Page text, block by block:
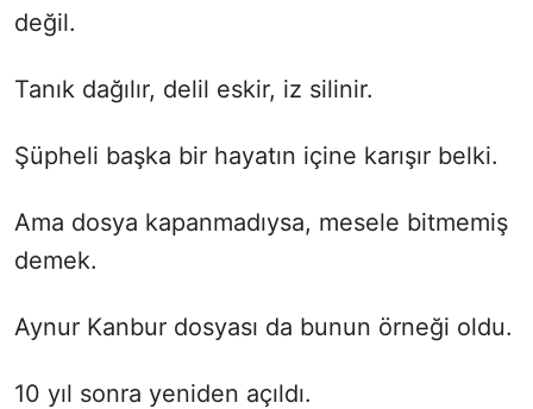
değil.
Tanık dağılır, delil eskir, iz silinir.
Şüpheli başka bir hayatın içine karışır belki.
Ama dosya kapanmadıysa, mesele bitmemiş
demek.
Aynur Kanbur dosyası da bunun örneği oldu.
10 yıl sonra yeniden açıldı.